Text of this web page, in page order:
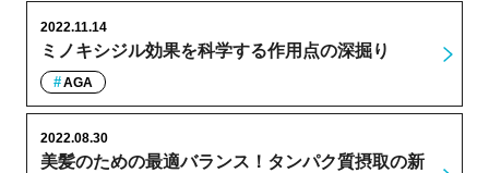
ミノキシジル効果を科学する作用点の深掘り
2022.11.14
AGA
美髪のための最適バランス！タンパク質摂取の新
2022.08.30